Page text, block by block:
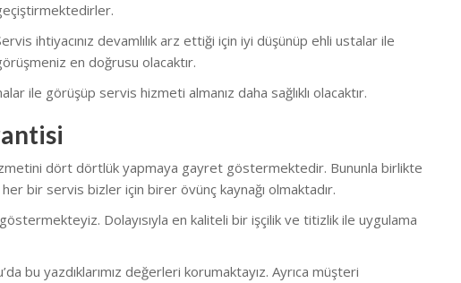
ihtiyacınız devamlılık arz ettiği için iyi düşünüp ehli ustalar ile
en doğrusu olacaktır.
ile görüşüp servis hizmeti almanız daha sağlıklı olacaktır.
dört dörtlük yapmaya gayret göstermektedir. Bununla birlikte
bir servis bizler için birer övünç kaynağı olmaktadır.
Dolayısıyla en kaliteli bir işçilik ve titizlik ile uygulama
bu yazdıklarımız değerleri korumaktayız. Ayrıca müşteri